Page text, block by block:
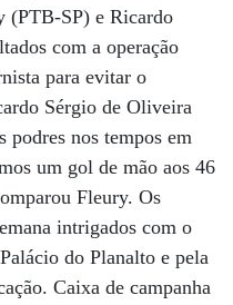
(PTB-SP) e Ricardo
com a operação
para evitar o
Sérgio de Oliveira
podres nos tempos em
um gol de mão aos 46
Fleury. Os
intrigados com o
do Planalto e pela
Caixa de campanha